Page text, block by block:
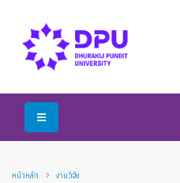
หน้าหลัก
งานวิจัย